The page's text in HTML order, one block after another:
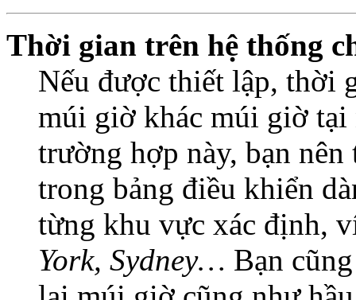
Thời gian trên hệ thống
Nếu được thiết lập, thời
múi giờ khác múi giờ tại
trường hợp này, bạn
trong bảng điều khiển
từng khu vực xác định,
York, Sydney… Bạn